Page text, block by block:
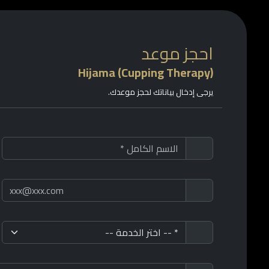
احجز موعد
Hijama (Cupping Therapy)
يرجى إدخال بياناتك لحجز موعدك.